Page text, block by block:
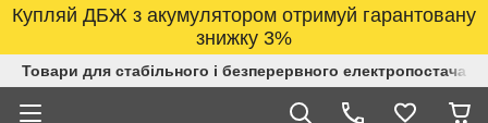
Купляй ДБЖ з акумулятором отримуй гарантовану
знижку 3%
Товари для стабільного і безперервного